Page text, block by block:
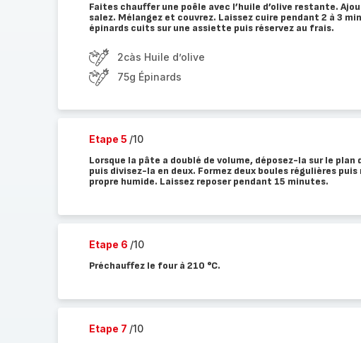
Faites chauffer une poêle avec l’huile d’olive restante.
salez. Mélangez et couvrez. Laissez cuire pendant 2 à 3
épinards cuits sur une assiette puis réservez au frais.
2càs Huile d’olive
75g Épinards
Etape 5 /10
Lorsque la pâte a doublé de volume, déposez-la sur le
puis divisez-la en deux. Formez deux boules régulières puis
propre humide. Laissez reposer pendant 15 minutes.
Etape 6 /10
Préchauffez le four à 210 °C.
Etape 7 /10